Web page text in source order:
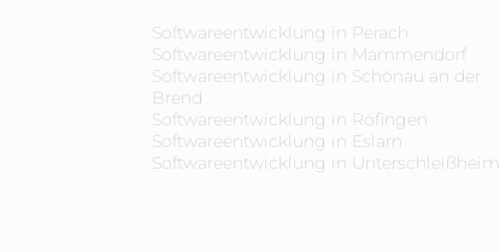
Softwareentwicklung in Perach
Softwareentwicklung in Mammendorf
Softwareentwicklung in Schönau an der
Brend
Softwareentwicklung in Röfingen
Softwareentwicklung in Eslarn
Softwareentwicklung in Unterschleißheim